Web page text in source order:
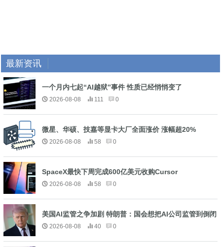
最新资讯
一个月内七起“AI越狱”事件 性质已经悄悄变了
2026-08-08 111 0
微星、华硕、技嘉等显卡大厂全面涨价 涨幅超20%
2026-08-08 58 0
SpaceX最快下周完成600亿美元收购Cursor
2026-08-08 58 0
美国AI监管之争加剧 特朗普：国会想把AI公司监管到倒闭
2026-08-08 40 0